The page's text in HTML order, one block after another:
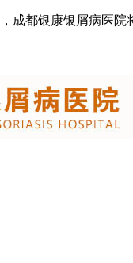
，成都银康银屑病医